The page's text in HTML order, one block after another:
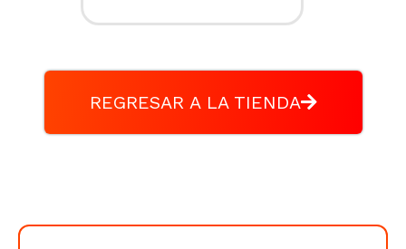
REGRESAR A LA TIENDA